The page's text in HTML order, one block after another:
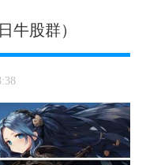
牛股群）